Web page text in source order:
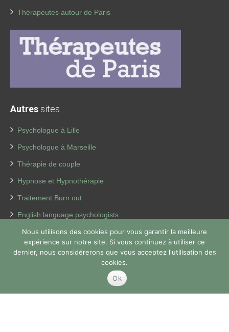
Thérapeutes autour de Paris
Autressites
Psychologue à Lille
Psychologue à Marseille
Thérapie de couple
Hypnose et Hypnothérapie
Traitement Burn out
English language psychologists
Psychologues pour enfants
Thérapie de la dépression
Nous utilisons des cookies pour vous garantir la meilleure
expérience sur notre site. Si vous continuez à utiliser ce
dernier, nous considérerons que vous acceptez l'utilisation des
cookies.
Ok